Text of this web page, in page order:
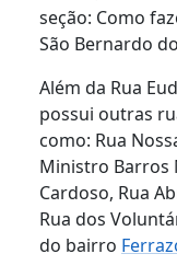
seção: Como
São Bernardo
Além da Rua
possui outras
como: Rua
Ministro Barros
Cardoso, Rua
Rua dos
do bairro